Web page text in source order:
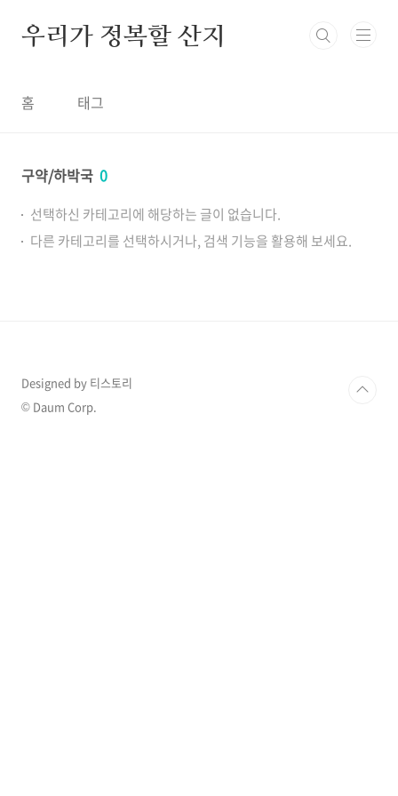
우리가 정복할 산지
홈 태그
구약/하박국 0
선택하신 카테고리에 해당하는 글이 없습니다.
다른 카테고리를 선택하시거나, 검색 기능을 활용해 보세요.
Designed by 티스토리
© Daum Corp.